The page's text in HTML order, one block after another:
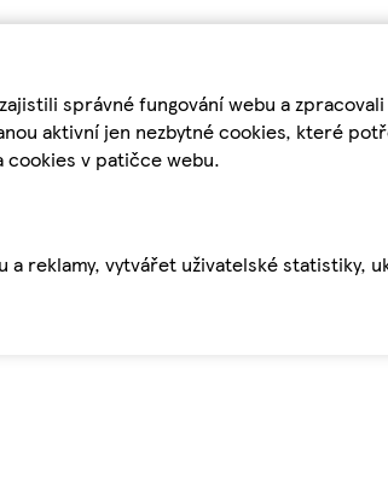
správné fungování webu a
aktivní jen nezbytné cookies, které
cookies v patičce webu.
reklamy, vytvářet uživatelské statistiky,